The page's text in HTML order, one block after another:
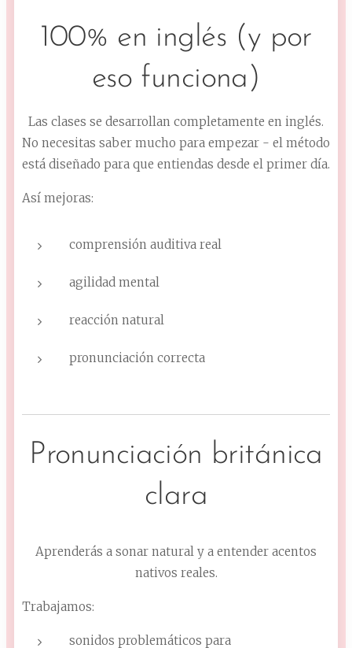
100% en inglés (y por
eso funciona)
Las clases se desarrollan completamente en inglés.
No necesitas saber mucho para empezar - el método
está diseñado para que entiendas desde el primer día.
Así mejoras:
comprensión auditiva real
agilidad mental
reacción natural
pronunciación correcta
Pronunciación británica
clara
Aprenderás a sonar natural y a entender acentos
nativos reales.
Trabajamos:
sonidos problemáticos para